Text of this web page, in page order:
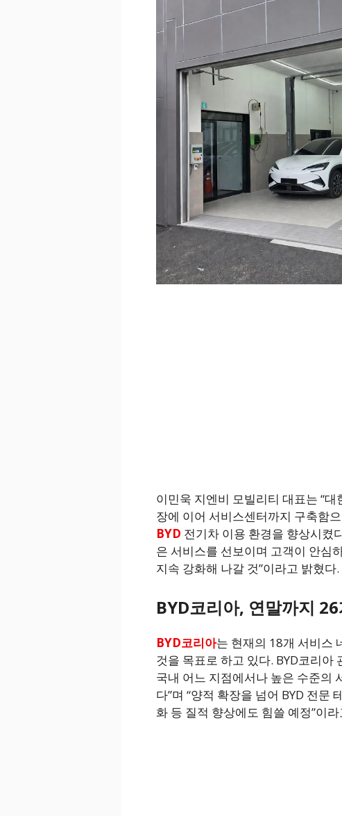
이민욱 지엔비 모빌리티 대표는 “
장에 이어 서비스센터까지 구축함
BYD 전기차 이용 환경을 향상시켰
은 서비스를 선보이며 고객이 안심
지속 강화해 나갈 것”이라고 밝혔다.
BYD코리아, 연말까지
BYD코리아는 현재의 18개 서비스
것을 목표로 하고 있다. BYD코리아
국내 어느 지점에서나 높은 수준의
다”며 “양적 확장을 넘어 BYD 전문
화 등 질적 향상에도 힘쓸 예정”이